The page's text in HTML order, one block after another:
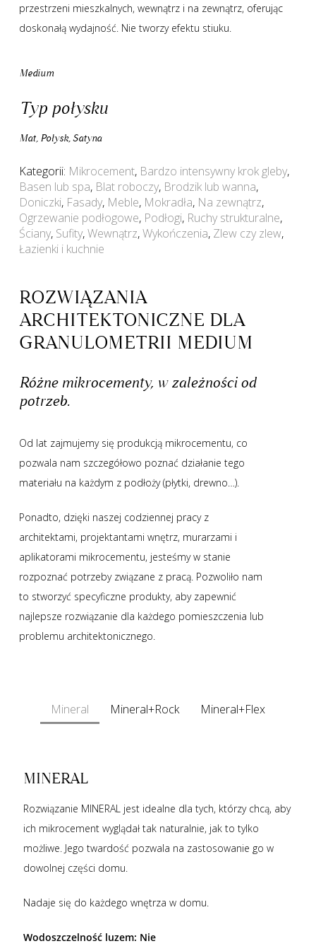
przestrzeni mieszkalnych, wewnątrz i na zewnątrz, oferując
doskonałą wydajność. Nie tworzy efektu stiuku.
Medium
Typ połysku
Mat, Połysk, Satyna
Kategorii: Mikrocement, Bardzo intensywny krok gleby,
Basen lub spa, Blat roboczy, Brodzik lub wanna,
Doniczki, Fasady, Meble, Mokradła, Na zewnątrz,
Ogrzewanie podłogowe, Podłogi, Ruchy strukturalne,
Ściany, Sufity,Wewnątrz,Wykończenia, Zlew czy zlew,
Łazienki i kuchnie
ROZWIĄZANIA
ARCHITEKTONICZNE DLA
GRANULOMETRII MEDIUM
Różne mikrocementy, w zależności od
potrzeb.
Od lat zajmujemy się produkcją mikrocementu, co
pozwala nam szczegółowo poznać działanie tego
materiału na każdym z podłoży (płytki, drewno…).
Ponadto, dzięki naszej codziennej pracy z
architektami, projektantami wnętrz, murarzami i
aplikatorami mikrocementu, jesteśmy w stanie
rozpoznać potrzeby związane z pracą. Pozwoliło nam
to stworzyć specyficzne produkty, aby zapewnić
najlepsze rozwiązanie dla każdego pomieszczenia lub
problemu architektonicznego.
Mineral Mineral+Rock Mineral+Flex
MINERAL
Rozwiązanie MINERAL jest idealne dla tych, którzy chcą, aby
ich mikrocement wyglądał tak naturalnie, jak to tylko
możliwe. Jego twardość pozwala na zastosowanie go w
dowolnej części domu.
Nadaje się do każdego wnętrza w domu.
Wodoszczelność luzem: Nie